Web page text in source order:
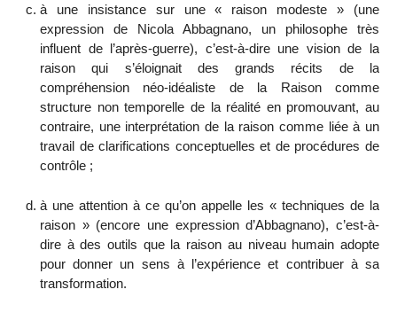
à une insistance sur une « raison modeste » (une
expression de Nicola Abbagnano, un philosophe très
influent de l’après-guerre), c’est-à-dire une vision de la
raison qui s’éloignait des grands récits de la
compréhension néo-idéaliste de la Raison comme
structure non temporelle de la réalité en promouvant, au
contraire, une interprétation de la raison comme liée à un
travail de clarifications conceptuelles et de procédures de
contrôle ;
à une attention à ce qu’on appelle les « techniques de la
raison » (encore une expression d’Abbagnano), c’est-à-
dire à des outils que la raison au niveau humain adopte
pour donner un sens à l’expérience et contribuer à sa
transformation.